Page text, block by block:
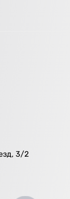
3/2